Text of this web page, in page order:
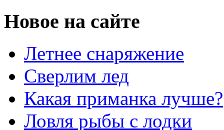
Новое на сайте
Летнее снаряжение
Сверлим лед
Какая приманка лучше?
Ловля рыбы с лодки